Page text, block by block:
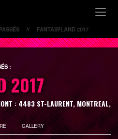
// FANTASYLAND 2017
:
2017
: 4483 ST-LAURENT, MONTREAL,
GALLERY